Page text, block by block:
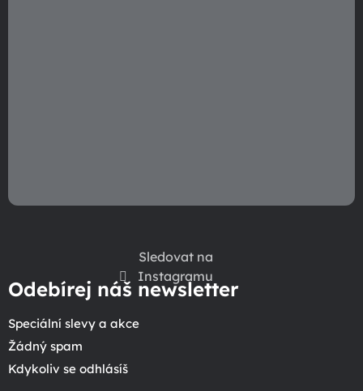
Sledovat na
Instagramu
Odebírej náš newsletter
Speciální slevy a akce
Žádný spam
Kdykoliv se odhlásíš